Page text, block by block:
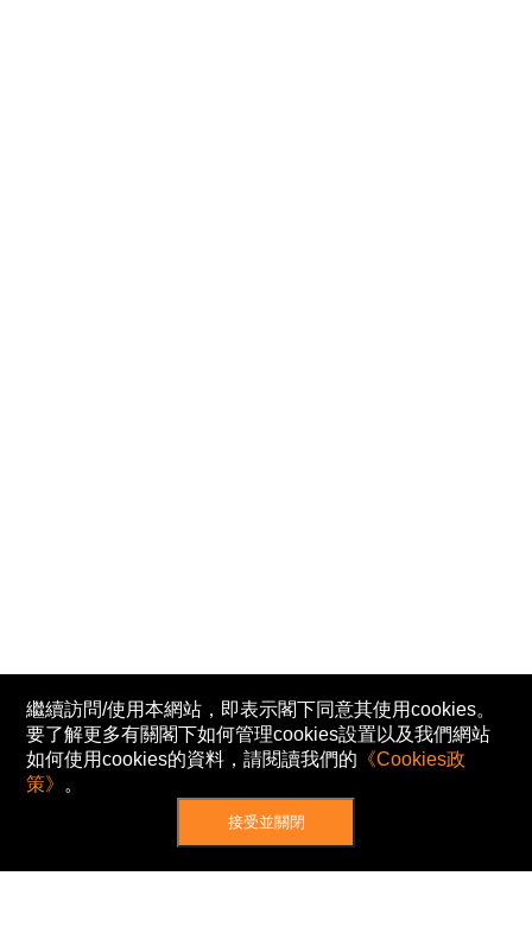
繼續訪問/使用本網站，即表示閣下同意其使用cookies。
要了解更多有關閣下如何管理cookies設置以及我們網站
如何使用cookies的資料，請閱讀我們的 《Cookies政
策》 。
接受並關閉